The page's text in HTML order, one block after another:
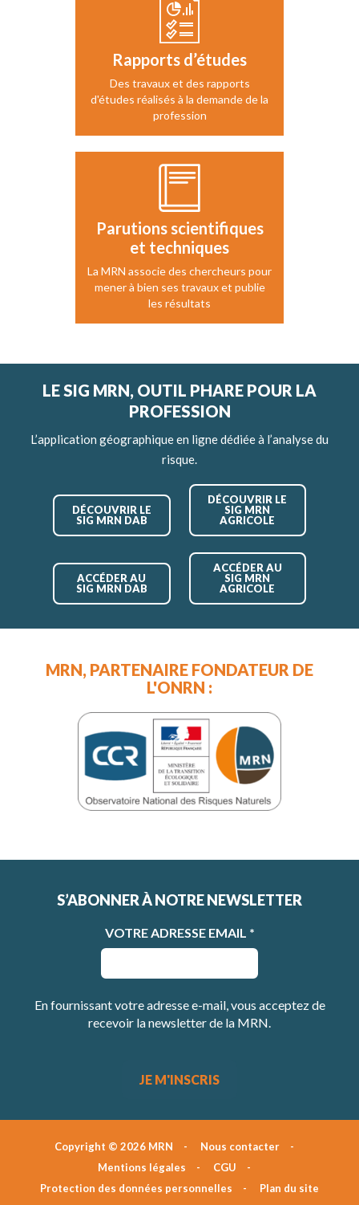
Rapports d’études
Des travaux et des rapports
d'études réalisés à la demande de la
profession
Parutions scientifiques
et techniques
La MRN associe des chercheurs pour
mener à bien ses travaux et publie
les résultats
LE SIG MRN, OUTIL PHARE POUR LA
PROFESSION
L’application géographique en ligne dédiée à l’analyse du
risque.
DÉCOUVRIR LE
SIG MRN DAB
DÉCOUVRIR LE
SIG MRN
AGRICOLE
ACCÉDER AU
SIG MRN DAB
ACCÉDER AU
SIG MRN
AGRICOLE
MRN, PARTENAIRE FONDATEUR DE
L'ONRN :
S’ABONNER À NOTRE NEWSLETTER
VOTRE ADRESSE EMAIL *
En fournissant votre adresse e-mail, vous acceptez de
recevoir la newsletter de la MRN.
Copyright © 2026 MRN
Nous contacter
Mentions légales
CGU
Protection des données personnelles
Plan du site